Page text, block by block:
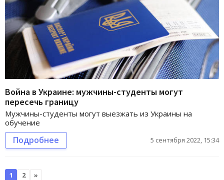
Война в Украине: мужчины-студенты могут
пересечь границу
Мужчины-студенты могут выезжать из Украины на
обучение
Подробнее 5 сентября 2022, 15:34
1 2 »